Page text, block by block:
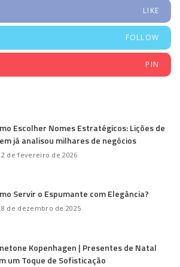
LIKE
FOLLOW
PIN
Escolher Nomes Estratégicos: Lições de
já analisou milhares de negócios
de fevereiro de 2026
Servir o Espumante com Elegância?
de dezembro de 2025
Kopenhagen | Presentes de Natal
um Toque de Sofisticação